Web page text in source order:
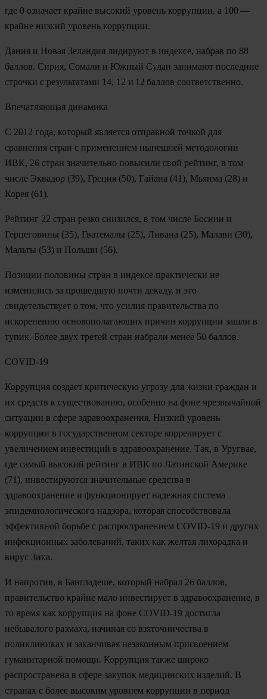
где 0 означает крайне высокий уровень коррупции, а 100 —
крайне низкий уровень коррупции.
Дания и Новая Зеландия лидируют в индексе, набрав по 88
баллов. Сирия, Сомали и Южный Судан занимают последние
строчки с результатами 14, 12 и 12 баллов соответственно.
Впечатляющая динамика
С 2012 года, который является отправной точкой для
сравнения стран с применением нынешней методологии
ИВК, 26 стран значительно повысили свой рейтинг, в том
числе Эквадор (39), Греция (50), Гайана (41), Мьянма (28) и
Корея (61).
Рейтинг 22 стран резко снизился, в том числе Боснии и
Герцеговины (35), Гватемалы (25), Ливана (25), Малави (30),
Мальты (53) и Польши (56).
Позиции половины стран в индексе практически не
изменились за прошедшую почти декаду, и это
свидетельствует о том, что усилия правительства по
искоренению основополагающих причин коррупции зашли в
тупик. Более двух третей стран набрали менее 50 баллов.
COVID-19
Коррупция создает критическую угрозу для жизни граждан и
их средств к существованию, особенно на фоне чрезвычайной
ситуации в сфере здравоохранения. Низкий уровень
коррупции в государственном секторе коррелирует с
увеличением инвестиций в здравоохранение. Так, в Уругвае,
где самый высокий рейтинг в ИВК по Латинской Америке
(71), инвестируются значительные средства в
здравоохранение и функционирует надежная система
эпидемиологического надзора, которая способствовала
эффективной борьбе с распространением COVID-19 и других
инфекционных заболеваний, таких как желтая лихорадка и
вирус Зика.
И напротив, в Бангладеше, который набрал 26 баллов,
правительство крайне мало инвестирует в здравоохранение, в
то время как коррупция на фоне COVID-19 достигла
небывалого размаха, начиная со взяточничества в
поликлиниках и заканчивая незаконным присвоением
гуманитарной помощи. Коррупция также широко
распространена в сфере закупок медицинских изделий. В
странах с более высоким уровнем коррупции в период